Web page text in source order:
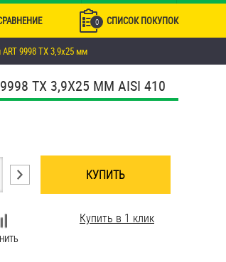
0 СПИСОК ПОКУПОК
9998 TX 3,9х25 мм
TX 3,9Х25 ММ AISI 410
КУПИТЬ
Купить в 1 клик